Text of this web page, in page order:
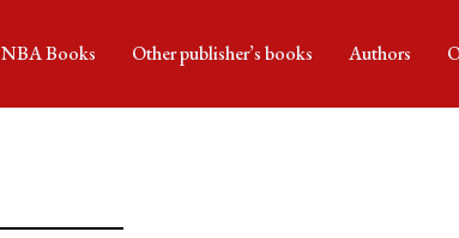
NBA Books Other publisher’s books Authors